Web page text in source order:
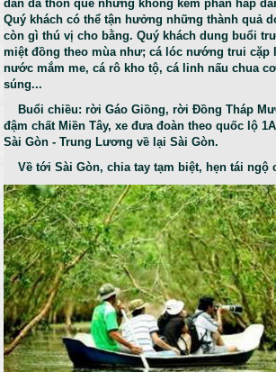
dân dã thôn quê nhưng không kém phần hấp
Quý khách có thể tận hưởng những thành quả
còn gì thú vị cho bằng. Quý khách dung buổi
miệt đồng theo mùa như; cá lóc nướng trui cặp
nước mắm me, cá rô kho tộ, cá linh nấu chua
súng...
Buổi chiều: rời Gáo Giồng, rời Đồng Tháp
đậm chất Miền Tây, xe đưa đoàn theo quốc lộ
Sài Gòn - Trung Lương về lại Sài Gòn.
Về tới Sài Gòn, chia tay tạm biệt, hẹn tái ngộ